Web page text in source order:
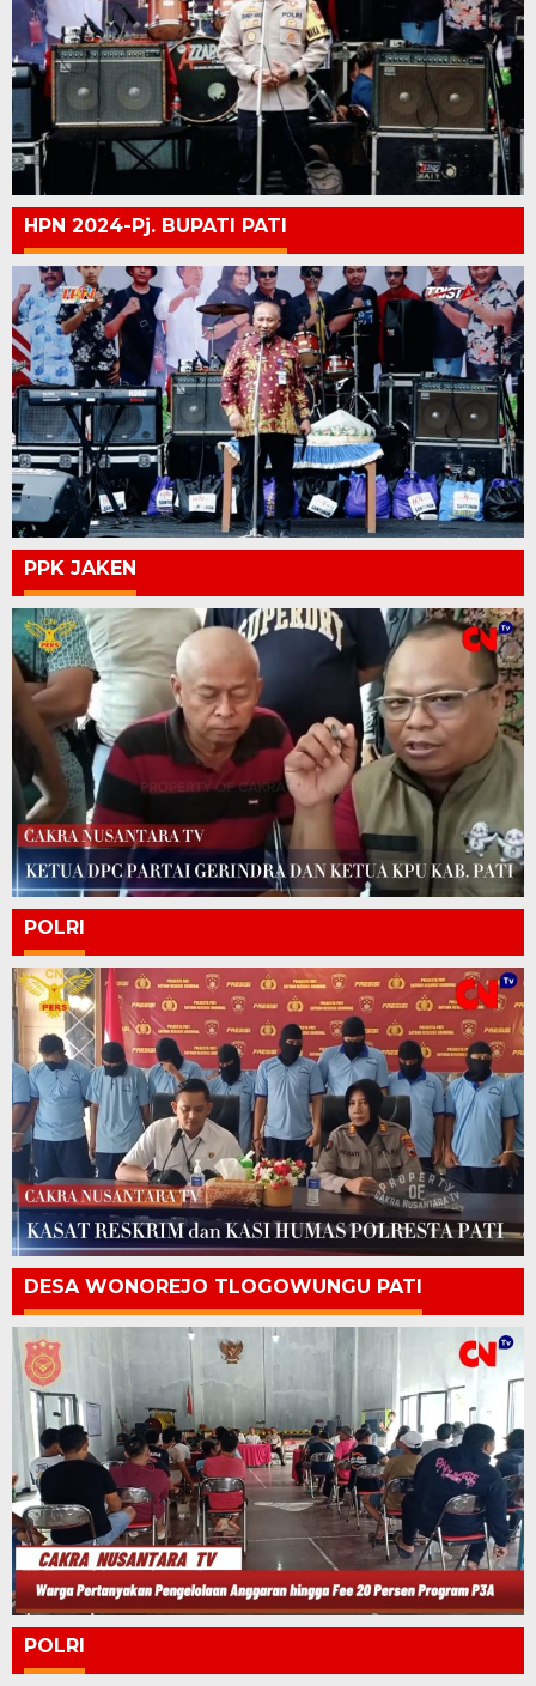
HPN 2024-Pj. BUPATI PATI
PPK JAKEN
POLRI
DESA WONOREJO TLOGOWUNGU PATI
POLRI